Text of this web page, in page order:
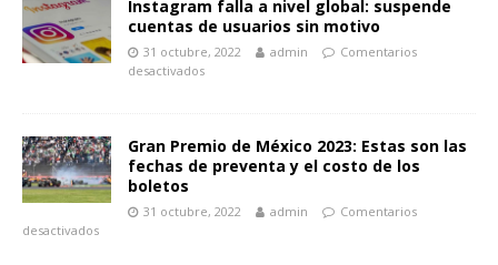
Instagram falla a nivel global: suspende
cuentas de usuarios sin motivo
31 octubre, 2022 admin
Comentarios
desactivados
Gran Premio de México 2023: Estas son las
fechas de preventa y el costo de los
boletos
31 octubre, 2022 admin
Comentarios
desactivados